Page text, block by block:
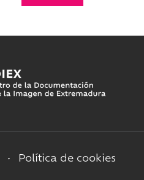
• Política de cookies